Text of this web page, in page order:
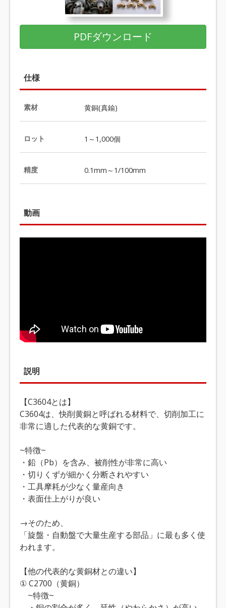
PDFダウンロード
仕様
素材 黄銅(真鍮)
ロット 1～1,000個
精度 0.1mm～1/100mm
動画
説明
【C3604とは】
C3604は、快削黄銅と呼ばれる材料で、切削加工に
非常に適した代表的な黄銅です。
~特徴~
・鉛（Pb）を含み、被削性が非常に高い
・切りくずが細かく分断されやすい
・工具摩耗が少なく量産向き
・表面仕上がりが良い
→そのため、
「旋盤・自動盤で大量生産する部品」に最も多く使
われます。
【他の代表的な黄銅材との違い】
① C2700（黄銅）
~特徴~